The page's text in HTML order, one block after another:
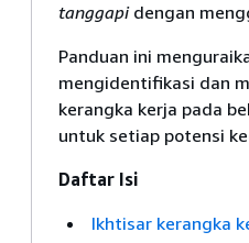
tanggapidengan
Panduan ini
mengidentifikasi dan
kerangka kerja pada
untuk setiap potensi
Daftar Isi
Ikhtisar kerangka